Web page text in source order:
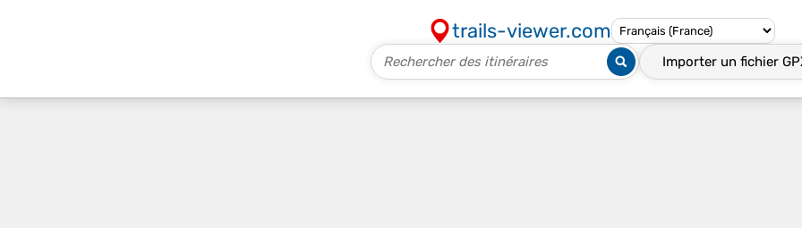
trails-viewer.com
Importer un fichier